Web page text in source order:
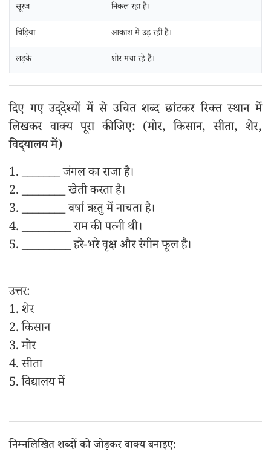
सूरज
निकल रहा है।
चिड़िया
आकाश में उड़ रही है।
लड़के
शोर मचा रहे हैं।
दिए गए उद्‌देश्यों में से उचित शब्द छांटकर रिक्त स्थान में
लिखकर वाक्य पूरा कीजिए: (मोर, किसान, सीता, शेर,
विद्‌यालय में)
1. _______ जंगल का राजा है।
2. ________ खेती करता है।
3. ________ वर्षा ऋतु में नाचता है।
4. _________ राम की पत्नी थी।
5. _________ हरे-भरे वृक्ष और रंगीन फूल है।
उत्तर:
1. शेर
2. किसान
3. मोर
4. सीता
5. विद्यालय में
निम्नलिखित शब्दों को जोड़कर वाक्य बनाइए: